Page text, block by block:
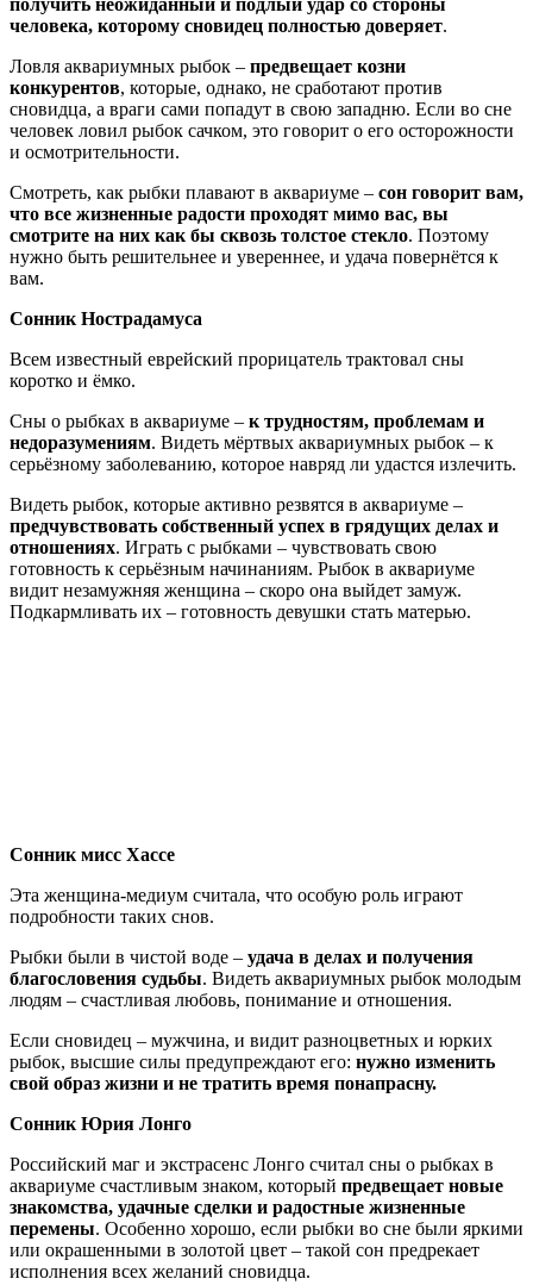
человека, которому сновидец полностью доверяет.
Ловля аквариумных рыбок – предвещает козни
конкурентов, которые, однако, не сработают против
сновидца, а враги сами попадут в свою западню. Если во сне
человек ловил рыбок сачком, это говорит о его осторожности
и осмотрительности.
Смотреть, как рыбки плавают в аквариуме – сон говорит вам,
что все жизненные радости проходят мимо вас, вы
смотрите на них как бы сквозь толстое стекло. Поэтому
нужно быть решительнее и увереннее, и удача повернётся к
вам.
Сонник Нострадамуса
Всем известный еврейский прорицатель трактовал сны
коротко и ёмко.
Сны о рыбках в аквариуме – к трудностям, проблемам и
недоразумениям. Видеть мёртвых аквариумных рыбок – к
серьёзному заболеванию, которое навряд ли удастся излечить.
Видеть рыбок, которые активно резвятся в аквариуме –
предчувствовать собственный успех в грядущих делах и
отношениях. Играть с рыбками – чувствовать свою
готовность к серьёзным начинаниям. Рыбок в аквариуме
видит незамужняя женщина – скоро она выйдет замуж.
Подкармливать их – готовность девушки стать матерью.
Сонник мисс Хассе
Эта женщина-медиум считала, что особую роль играют
подробности таких снов.
Рыбки были в чистой воде – удача в делах и получения
благословения судьбы. Видеть аквариумных рыбок молодым
людям – счастливая любовь, понимание и отношения.
Если сновидец – мужчина, и видит разноцветных и юрких
рыбок, высшие силы предупреждают его: нужно изменить
свой образ жизни и не тратить время понапрасну.
Сонник Юрия Лонго
Российский маг и экстрасенс Лонго считал сны о рыбках в
аквариуме счастливым знаком, который предвещает новые
знакомства, удачные сделки и радостные жизненные
перемены. Особенно хорошо, если рыбки во сне были яркими
или окрашенными в золотой цвет – такой сон предрекает
исполнения всех желаний сновидца.